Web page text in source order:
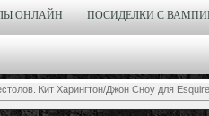
ОНЛАЙН ПОСИДЕЛКИ С
Кит Харингтон/Джон Сноу для